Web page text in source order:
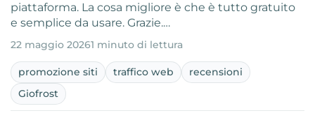
piattaforma. La cosa migliore è che è tutto gratuito
e semplice da usare. Grazie.…
22 maggio 20261 minuto di lettura
promozione siti traffico web
recensioni
Giofrost